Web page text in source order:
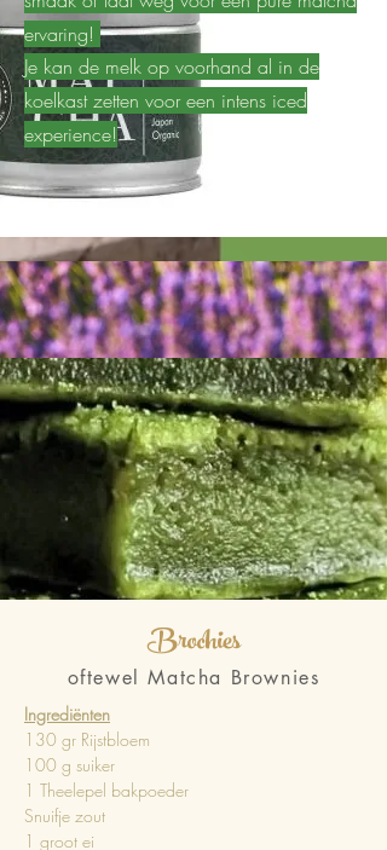
ervaring!
Je kan de melk op voorhand al in de
koelkast zetten voor een intens iced
experience!
Brochies
oftewel Matcha Brownies
Ingrediënten
130 gr Rijstbloem
100 g suiker
1 Theelepel bakpoeder
Snuifje zout
1 groot ei